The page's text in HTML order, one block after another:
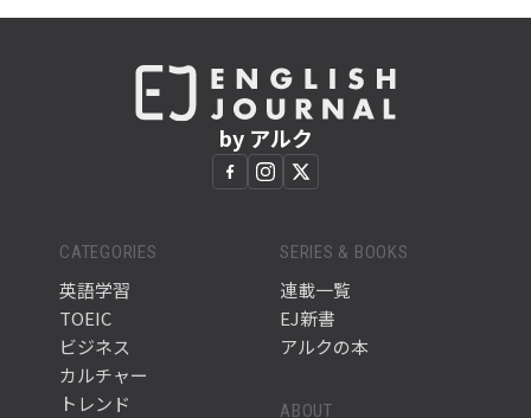
by アルク
CATEGORIES
英語学習
TOEIC
ビジネス
カルチャー
トレンド
SERIES & BOOKS
連載一覧
EJ新書
アルクの本
ABOUT